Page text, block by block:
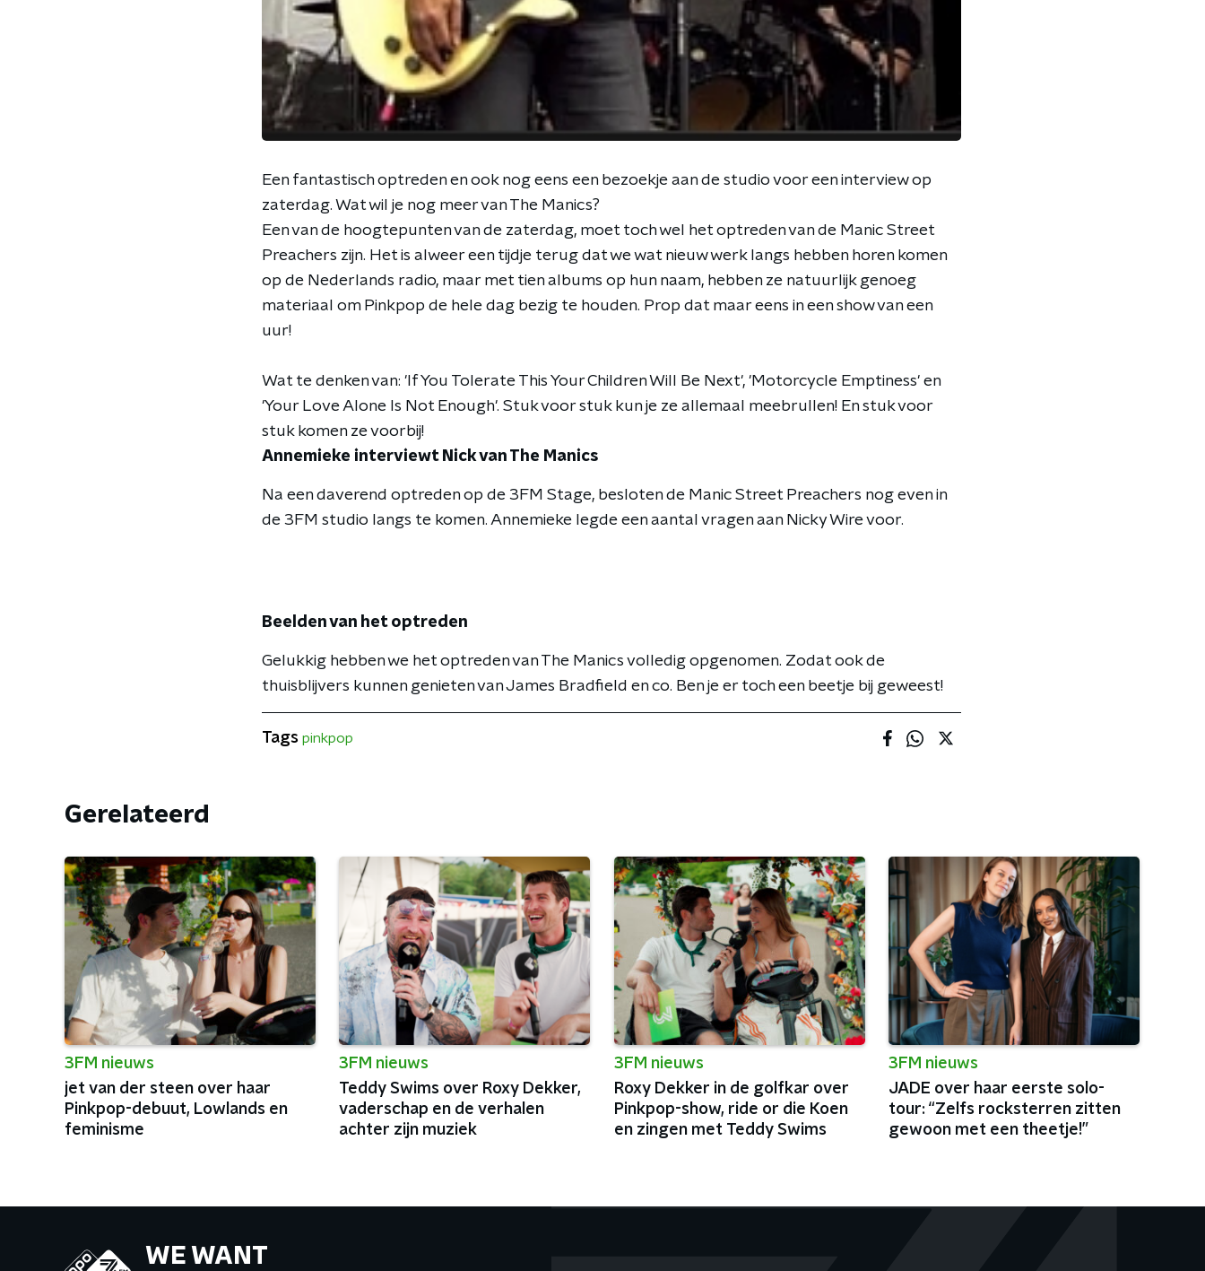
Een fantastisch optreden en ook nog eens een bezoekje aan de studio voor een interview op
zaterdag. Wat wil je nog meer van The Manics?
Een van de hoogtepunten van de zaterdag, moet toch wel het optreden van de Manic Street
Preachers zijn. Het is alweer een tijdje terug dat we wat nieuw werk langs hebben horen komen
op de Nederlands radio, maar met tien albums op hun naam, hebben ze natuurlijk genoeg
materiaal om Pinkpop de hele dag bezig te houden. Prop dat maar eens in een show van een
uur!
Wat te denken van: 'If You Tolerate This Your Children Will Be Next', 'Motorcycle Emptiness' en
'Your Love Alone Is Not Enough'. Stuk voor stuk kun je ze allemaal meebrullen! En stuk voor
stuk komen ze voorbij!
Annemieke interviewt Nick van The Manics
Na een daverend optreden op de 3FM Stage, besloten de Manic Street Preachers nog even in
de 3FM studio langs te komen. Annemieke legde een aantal vragen aan Nicky Wire voor.
Beelden van het optreden
Gelukkig hebben we het optreden van The Manics volledig opgenomen. Zodat ook de
thuisblijvers kunnen genieten van James Bradfield en co. Ben je er toch een beetje bij geweest!
Tags pinkpop
Gerelateerd
3FM nieuws
jet van der steen over haar
Pinkpop-debuut, Lowlands en
feminisme
3FM nieuws
Teddy Swims over Roxy Dekker,
vaderschap en de verhalen
achter zijn muziek
3FM nieuws
Roxy Dekker in de golfkar over
Pinkpop-show, ride or die Koen
en zingen met Teddy Swims
3FM nieuws
JADE over haar eerste solo-
tour: “Zelfs rocksterren zitten
gewoon met een theetje!”
WE WANT